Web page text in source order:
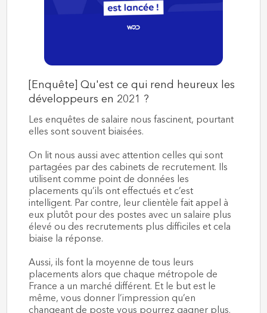
[Enquête] Qu'est ce qui rend heureux les
développeurs en 2021 ?
Les enquêtes de salaire nous fascinent, pourtant
elles sont souvent biaisées.
On lit nous aussi avec attention celles qui sont
partagées par des cabinets de recrutement. Ils
utilisent comme point de données les
placements qu’ils ont effectués et c’est
intelligent. Par contre, leur clientèle fait appel à
eux plutôt pour des postes avec un salaire plus
élevé ou des recrutements plus difficiles et cela
biaise la réponse.
Aussi, ils font la moyenne de tous leurs
placements alors que chaque métropole de
France a un marché différent. Et le but est le
même, vous donner l’impression qu’en
changeant de poste vous pourrez gagner plus.